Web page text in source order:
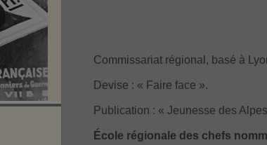
Commissariat régional, basé à
Devise : « Faire face ».
Publication : « Jeunesse des
École régionale des chefs